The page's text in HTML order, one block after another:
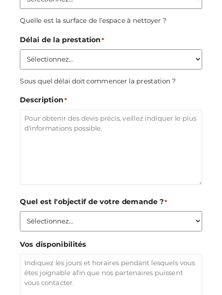
Quelle est la surface de l’espace à nettoyer ?
Délai de la prestation *
Sous quel délai doit commencer la prestation ?
Description *
Quel est l'objectif de votre demande ?*
Vos disponibilités